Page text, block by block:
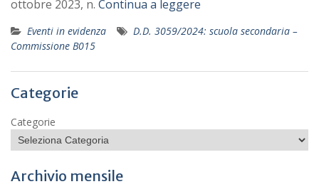
ottobre 2023, n. Continua a leggere
Eventi in evidenza
D.D. 3059/2024: scuola secondaria –
Commissione B015
Categorie
Categorie
Archivio mensile